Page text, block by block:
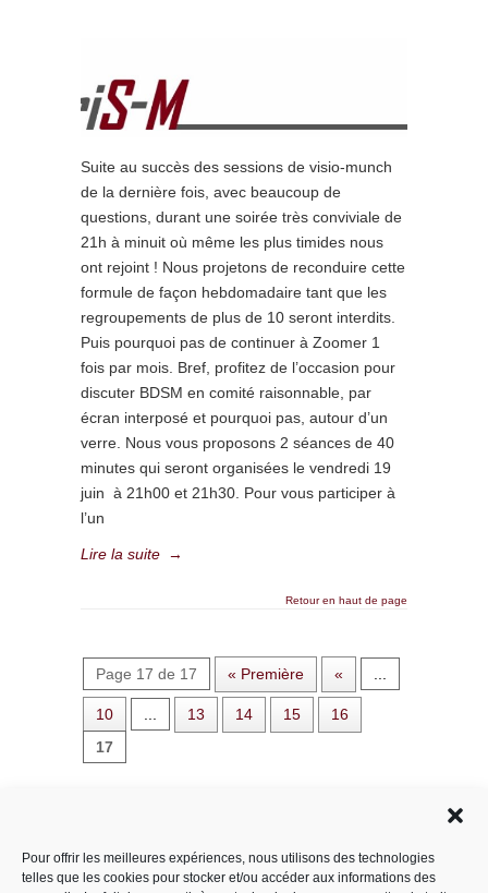
Pour offrir les meilleures expériences, nous utilisons des technologies
telles que les cookies pour stocker et/ou accéder aux informations des
Suite au succès des sessions de visio-munch
de la dernière fois, avec beaucoup de
questions, durant une soirée très conviviale de
21h à minuit où même les plus timides nous
ont rejoint ! Nous projetons de reconduire cette
formule de façon hebdomadaire tant que les
regroupements de plus de 10 seront interdits.
Puis pourquoi pas de continuer à Zoomer 1
fois par mois. Bref, profitez de l’occasion pour
discuter BDSM en comité raisonnable, par
écran interposé et pourquoi pas, autour d’un
verre. Nous vous proposons 2 séances de 40
minutes qui seront organisées le vendredi 19
juin à 21h00 et 21h30. Pour vous participer à
l’un
Lire la suite →
Retour en haut de page
Page 17 de 17 « Première «
10 13 14 15
16
17